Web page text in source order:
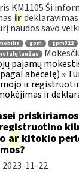
KM1105 Ši
ir
naudos savo
gpm gpm312
laužas
pajamų
abėcėlę) »
ir
ir
priskiriamos
registruotino
ar kitokio
2023-11-22